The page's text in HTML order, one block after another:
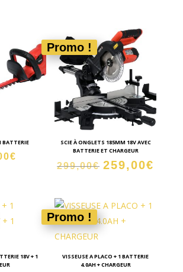
BATTERIE
€
Promo !
SCIE À ONGLETS 185MM 18V AVEC
BATTERIE ET CHARGEUR
299,00€ Le
était :
299,00€.
259,00€
18V + 1
Promo !
VISSEUSE A PLACO + 1 BATTERIE
4.0AH + CHARGEUR